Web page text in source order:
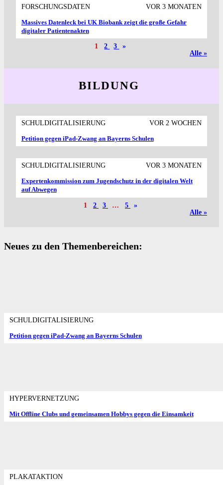
FORSCHUNGSDATEN VOR 3 MONATEN
Massives Datenleck bei UK Biobank zeigt die große Gefahr
digitaler Patientenakten
1 2 3
»
Alle »
BILDUNG
SCHULDIGITALISIERUNG VOR 2 WOCHEN
Petition gegen iPad-Zwang an Bayerns Schulen
SCHULDIGITALISIERUNG VOR 3 MONATEN
Expertenkommission zum Jugendschutz in der digitalen Welt
auf Abwegen
1 2 3 … 5
»
Alle »
Neues zu den Themenbereichen:
SCHULDIGITALISIERUNG
Petition gegen iPad-Zwang an Bayerns Schulen
HYPERVERNETZUNG
Mit Offline Clubs und gemeinsamen Hobbys gegen die Einsamkeit
PLAKATAKTION